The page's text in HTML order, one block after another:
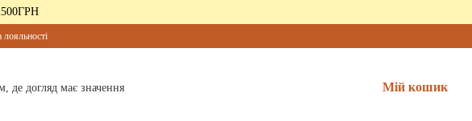
Мій кошик